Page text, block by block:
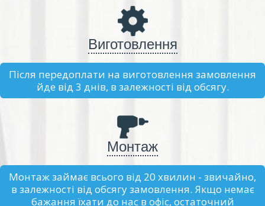
Виготовлення
Після передоплати на виготовлення замовлення
йде від 3 днів, в залежності від обсягу.
Монтаж
Монтаж займає всього від 20 хвилин - звичайно,
в залежності від обсягу замовлення. Якщо немає
бажання їхати до нас в офіс, остаточний